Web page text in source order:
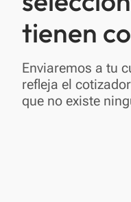
tienen
Enviaremos a tu
refleja el
que no existe